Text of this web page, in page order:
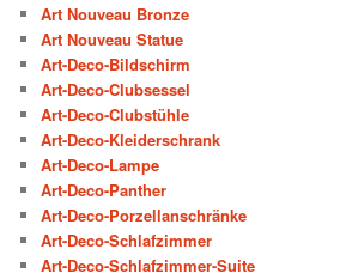
Art Nouveau Bronze
Art Nouveau Statue
Art-Deco-Bildschirm
Art-Deco-Clubsessel
Art-Deco-Clubstühle
Art-Deco-Kleiderschrank
Art-Deco-Lampe
Art-Deco-Panther
Art-Deco-Porzellanschränke
Art-Deco-Schlafzimmer
Art-Deco-Schlafzimmer-Suite